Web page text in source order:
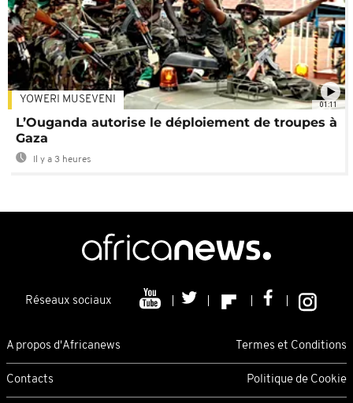
01:11
YOWERI MUSEVENI
L’Ouganda autorise le déploiement de troupes à
Gaza
Il y a 3 heures
Réseaux sociaux
A propos d'Africanews Termes et Conditions
Contacts Politique de Cookie